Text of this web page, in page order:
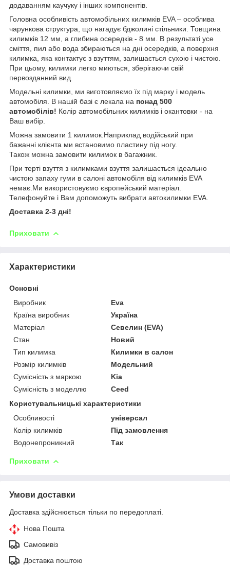
додаванням каучуку і інших компонентів.
Головна особливість автомобільних килимків EVA – особлива
чарункова структура, що нагадує бджолині стільники. Товщина
килимків 12 мм, а глибина осередків - 8 мм. В результаті усе
сміття, пил або вода збираються на дні осередків, а поверхня
килимка, яка контактує з взуттям, залишається сухою і чистою.
При цьому, килимки легко миються, зберігаючи свій
первозданний вид.
Модельні килимки, ми виготовляємо їх під марку і модель
автомобіля. В нашій базі є лекала на понад 500
автомобілів! Колір автомобільних килимків і окантовки - на
Ваш вибір.
Можна замовити 1 килимок.Наприклад водійський при
бажанні клієнта ми встановимо пластину під ногу.
Також можна замовити килимок в багажник.
При терті взуття з килимками взуття залишається ідеально
чистою запаху гуми в салоні автомобіля від килимків EVA
немає.Ми використовуємо європейський матеріал.
Телефонуйте і Вам допоможуть вибрати автокилимки EVA.
Доставка 2-3 дні!
Приховати
Характеристики
Основні
Виробник
Eva
Країна виробник
Україна
Матеріал
Севелин (EVA)
Стан
Новий
Тип килимка
Килимки в салон
Розмір килимків
Модельний
Сумісність з маркою
Kia
Сумісність з моделлю
Ceed
Користувальницькі характеристики
Особливості
універсал
Колір килимків
Під замовлення
Водонепроникний
Так
Приховати
Умови доставки
Доставка здійснюється тільки по передоплаті.
Нова Пошта
Самовивіз
Доставка поштою